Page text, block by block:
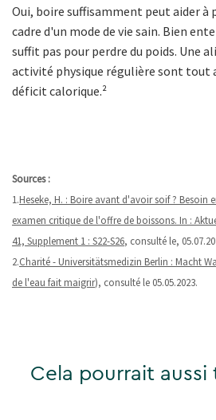
Oui, boire suffisamment peut aider à
cadre d'un mode de vie sain. Bien
suffit pas pour perdre du poids. Une
activité physique régulière sont tout
déficit calorique.²
Sources :
1.Heseke, H. : Boire avant d'avoir soif ? Besoin
examen critique de l'offre de boissons. In :
41, Supplement 1 : S22-S26, consulté le,
2.Charité - Universitätsmedizin Berlin : Macht
de l'eau fait maigrir), consulté le 05.05.2023.
Cela pourrait